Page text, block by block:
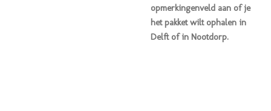
opmerkingenveld aan of je
het pakket wilt ophalen in
Delft of in Nootdorp.